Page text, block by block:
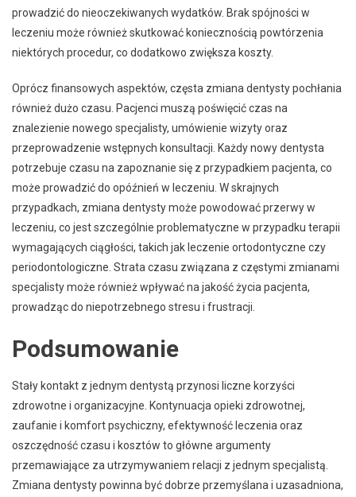
prowadzić do nieoczekiwanych wydatków. Brak spójności w
leczeniu może również skutkować koniecznością powtórzenia
niektórych procedur, co dodatkowo zwiększa koszty.
Oprócz finansowych aspektów, częsta zmiana dentysty pochłania
również dużo czasu. Pacjenci muszą poświęcić czas na
znalezienie nowego specjalisty, umówienie wizyty oraz
przeprowadzenie wstępnych konsultacji. Każdy nowy dentysta
potrzebuje czasu na zapoznanie się z przypadkiem pacjenta, co
może prowadzić do opóźnień w leczeniu. W skrajnych
przypadkach, zmiana dentysty może powodować przerwy w
leczeniu, co jest szczególnie problematyczne w przypadku terapii
wymagających ciągłości, takich jak leczenie ortodontyczne czy
periodontologiczne. Strata czasu związana z częstymi zmianami
specjalisty może również wpływać na jakość życia pacjenta,
prowadząc do niepotrzebnego stresu i frustracji.
Podsumowanie
Stały kontakt z jednym dentystą przynosi liczne korzyści
zdrowotne i organizacyjne. Kontynuacja opieki zdrowotnej,
zaufanie i komfort psychiczny, efektywność leczenia oraz
oszczędność czasu i kosztów to główne argumenty
przemawiające za utrzymywaniem relacji z jednym specjalistą.
Zmiana dentysty powinna być dobrze przemyślana i uzasadniona,